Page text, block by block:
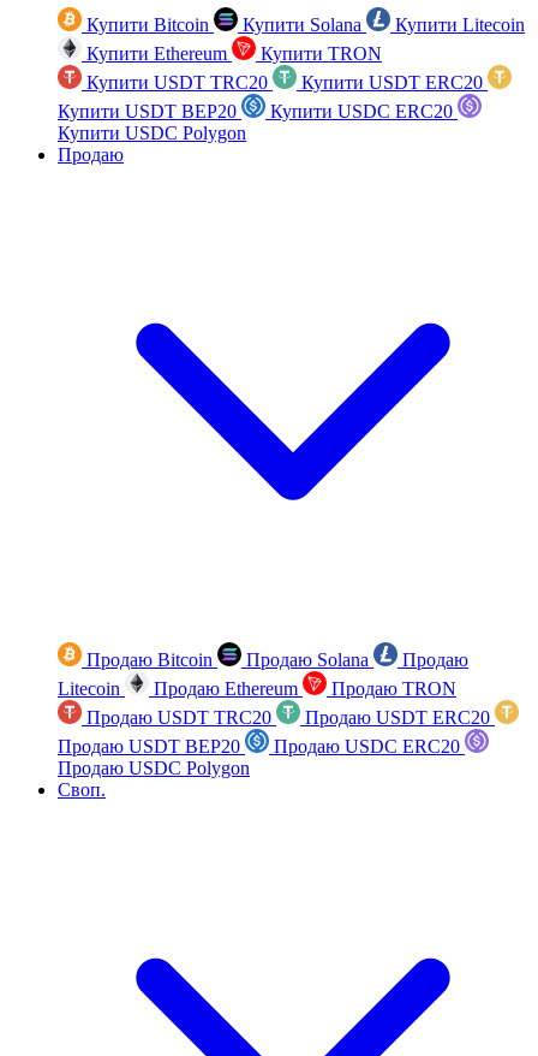
Купити Bitcoin Купити Solana
Купити Litecoin
Купити Ethereum
Купити TRON
Купити USDT TRC20
Купити USDT ERC20
Купити USDT BEP20
Купити USDC ERC20
Купити USDC Polygon
Продаю
Продаю Bitcoin Продаю Solana
Продаю
Litecoin
Продаю Ethereum
Продаю TRON
Продаю USDT TRC20
Продаю USDT ERC20
Продаю USDT BEP20
Продаю USDC ERC20
Продаю USDC Polygon
Своп.